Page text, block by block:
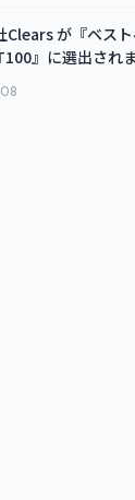
Clears が『ベス
』に選出され